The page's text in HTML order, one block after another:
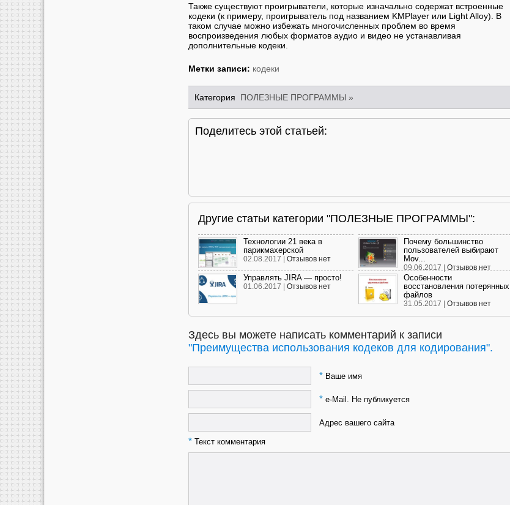
Также существуют проигрыватели, которые изначально содержат встроенные
кодеки (к примеру, проигрыватель под названием KMPlayer или Light Alloy). В
таком случае можно избежать многочисленных проблем во время
воспроизведения любых форматов аудио и видео не устанавливая
дополнительные кодеки.
Метки записи: кодеки
Категория ПОЛЕЗНЫЕ ПРОГРАММЫ »
Поделитесь этой статьей:
Другие статьи категории "ПОЛЕЗНЫЕ ПРОГРАММЫ":
Технологии 21 века в
парикмахерской
02.08.2017 | Отзывов нет
Почему большинство
пользователей выбирают
Mov...
09.06.2017 | Отзывов нет
Управлять JIRA — просто!
01.06.2017 | Отзывов нет
Особенности
восстановления потерянных
файлов
31.05.2017 | Отзывов нет
Здесь вы можете написать комментарий к записи
"Преимущества использования кодеков для кодирования".
*Ваше имя
*e-Mail. Не публикуется
Адрес вашего сайта
* Текст комментария